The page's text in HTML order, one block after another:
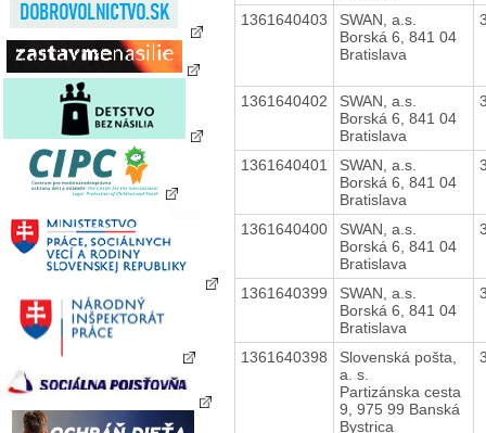
1361640403
SWAN, a.s.
Borská 6, 841 04
Bratislava
1361640402
SWAN, a.s.
Borská 6, 841 04
Bratislava
1361640401
SWAN, a.s.
Borská 6, 841 04
Bratislava
1361640400
SWAN, a.s.
Borská 6, 841 04
Bratislava
1361640399
SWAN, a.s.
Borská 6, 841 04
Bratislava
1361640398
Slovenská pošta,
a. s.
Partizánska cesta
9, 975 99 Banská
Bystrica